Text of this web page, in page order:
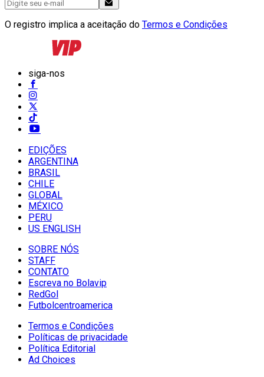
O registro implica a aceitação do Termos e Condições
siga-nos
EDIÇÕES
ARGENTINA
BRASIL
CHILE
GLOBAL
MÉXICO
PERU
US ENGLISH
SOBRE NÓS
STAFF
CONTATO
Escreva no Bolavip
RedGol
Futbolcentroamerica
Termos e Condições
Políticas de privacidade
Política Editorial
Ad Choices